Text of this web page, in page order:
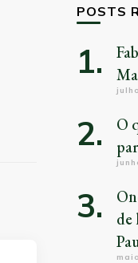
POSTS
O
de